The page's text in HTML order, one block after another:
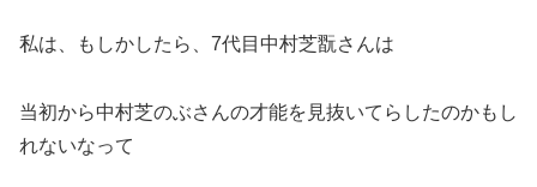
私は、もしかしたら、7代目中村芝翫さんは
当初から中村芝のぶさんの才能を見抜いてらしたのかもし
れないなって